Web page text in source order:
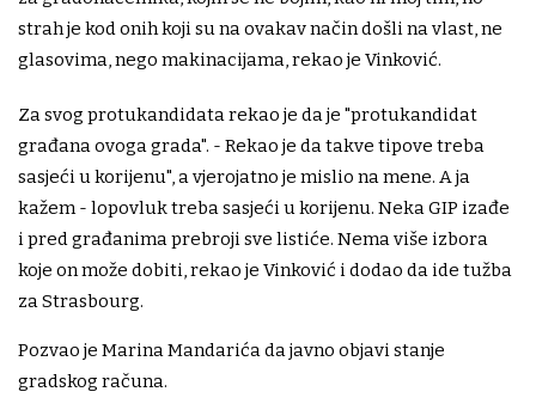
strah je kod onih koji su na ovakav način došli na vlast, ne
glasovima, nego makinacijama, rekao je Vinković.
Za svog protukandidata rekao je da je "protukandidat
građana ovoga grada". - Rekao je da takve tipove treba
sasjeći u korijenu", a vjerojatno je mislio na mene. A ja
kažem - lopovluk treba sasjeći u korijenu. Neka GIP izađe
i pred građanima prebroji sve listiće. Nema više izbora
koje on može dobiti, rekao je Vinković i dodao da ide tužba
za Strasbourg.
Pozvao je Marina Mandarića da javno objavi stanje
gradskog računa.